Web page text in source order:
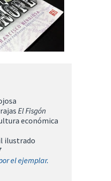
El Fisgón
económica
ilustrado
el ejemplar.